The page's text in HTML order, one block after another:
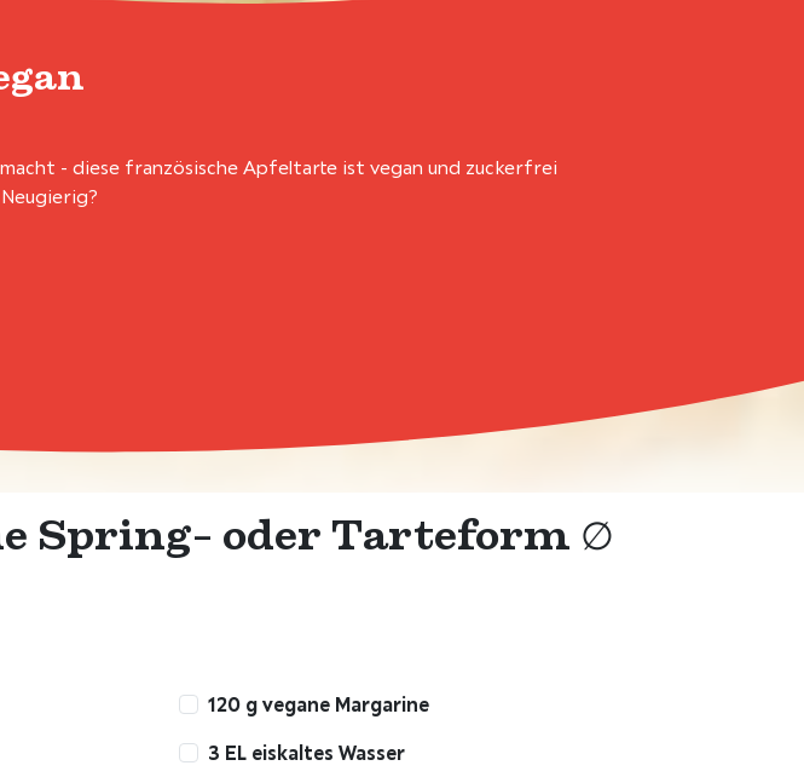
- diese französische Apfeltarte ist vegan und zuckerfrei
Spring- oder Tarteform ∅
120 g vegane Margarine
3 EL eiskaltes Wasser